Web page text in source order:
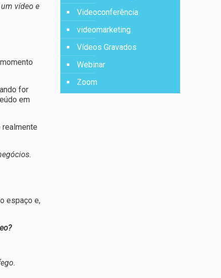
vídeo e
for
em
espaço e,
Videoconferência
videomarketing
Vídeos Gravados
Webinar
Zoom